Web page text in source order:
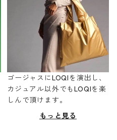
ゴージャスにLOQIを演出し、
カジュアル以外でもLOQIを楽
しんで頂けます。
もっと見る